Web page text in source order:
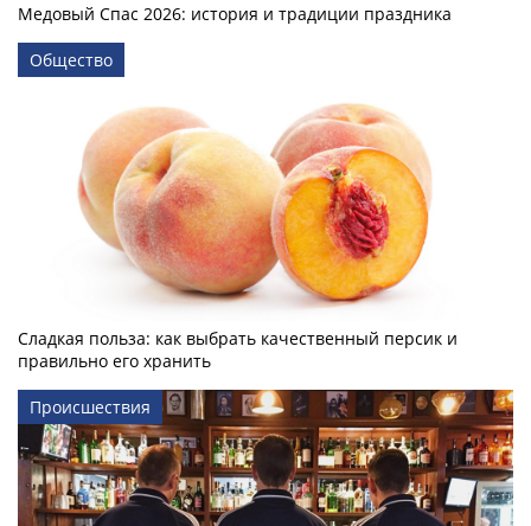
Медовый Спас 2026: история и традиции праздника
Общество
Сладкая польза: как выбрать качественный персик и
правильно его хранить
Происшествия